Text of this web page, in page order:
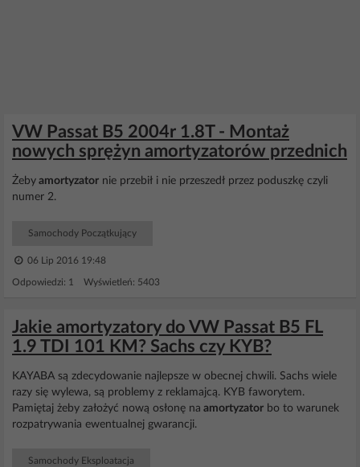
VW Passat B5 2004r 1.8T - Montaż
nowych sprężyn amortyzatorów przednich
Żeby amortyzator nie przebił i nie przeszedł przez poduszkę czyli
numer 2.
Samochody Początkujący
06 Lip 2016 19:48
Odpowiedzi: 1 Wyświetleń: 5403
Jakie amortyzatory do VW Passat B5 FL
1.9 TDI 101 KM? Sachs czy KYB?
KAYABA są zdecydowanie najlepsze w obecnej chwili. Sachs wiele
razy się wylewa, są problemy z reklamajcą. KYB faworytem.
Pamiętaj żeby założyć nową osłonę na amortyzator bo to warunek
rozpatrywania ewentualnej gwarancji.
Samochody Eksploatacja